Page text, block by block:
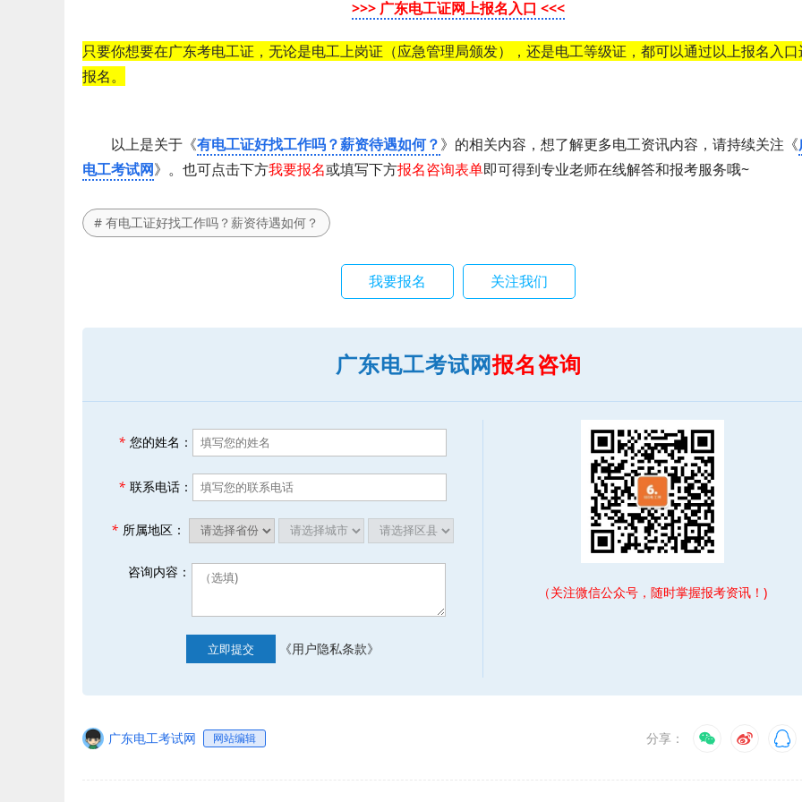
>>> 广东电工证网上报名入口 <<<
只要你想要在广东考电工证，无论是电工上岗证（应急管理局颁发），还是电工等级证，都可以通过以上报名入
报名。
以上是关于《有电工证好找工作吗？薪资待遇如何？》的相关内容，想了解更多电工资讯内容，请持续关注《
电工考试网》。也可点击下方我要报名或填写下方报名咨询表单即可得到专业老师在线解答和报考服务哦~
# 有电工证好找工作吗？薪资待遇如何？
我要报名 关注我们
广东电工考试网报名咨询
* 您的姓名：
* 联系电话：
* 所属地区：
咨询内容：
立即提交 《用户隐私条款》
（关注微信公众号，随时掌握报考资讯！)
广东电工考试网 网站编辑 分享：